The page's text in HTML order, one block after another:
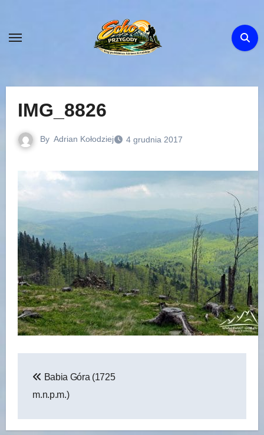
content
IMG_8826
By Adrian Kołodziej 4 grudnia 2017
wpisu
Babia Góra (1725
m.n.p.m.)